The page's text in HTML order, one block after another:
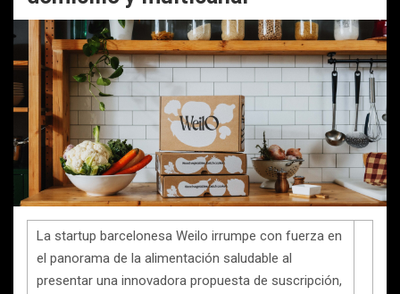
La startup barcelonesa Weilo irrumpe con fuerza en
el panorama de la alimentación saludable al
presentar una innovadora propuesta de suscripción,